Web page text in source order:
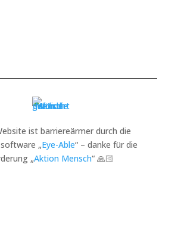
ist barriereärmer durch die
„Eye-Able“ – danke für die
„Aktion Mensch“ 🙏🏻